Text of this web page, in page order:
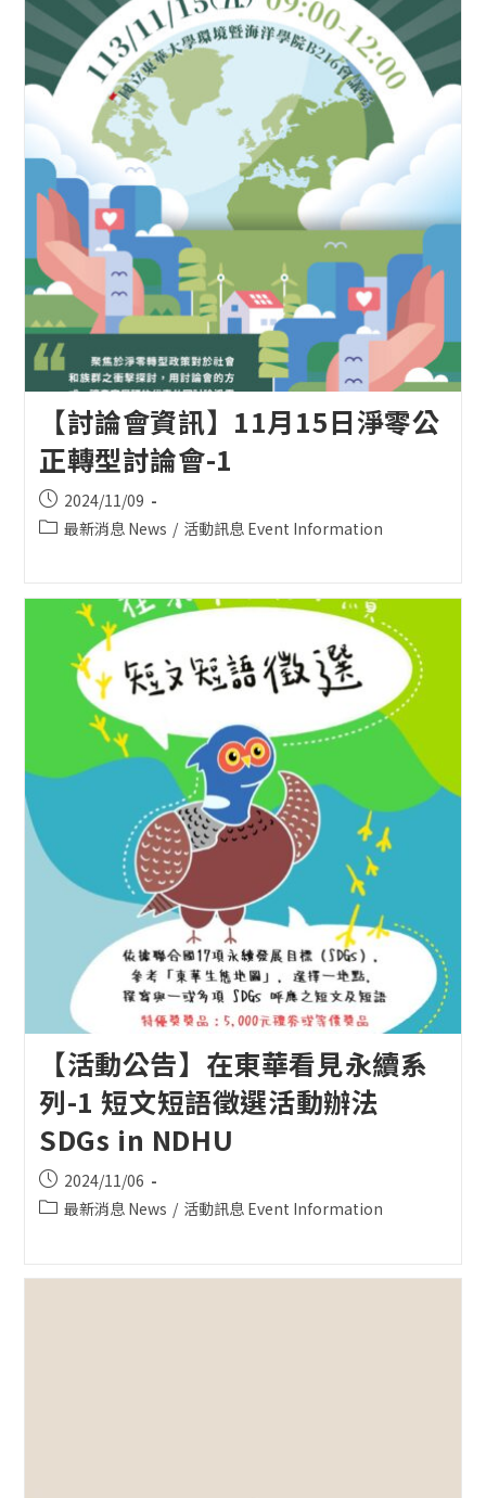
【討論會資訊】11月15日淨零公
正轉型討論會-1
Post
published:
2024/11/09
Post最新消息 News / 活動訊息 Event Information
【活動公告】在東華看見永續系
列-1 短文短語徵選活動辦法
SDGs in NDHU
Post
published:
2024/11/06
Post最新消息 News / 活動訊息 Event Information